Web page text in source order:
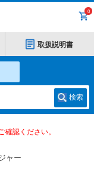
0
取扱説明書
検索
認ください。
ャー